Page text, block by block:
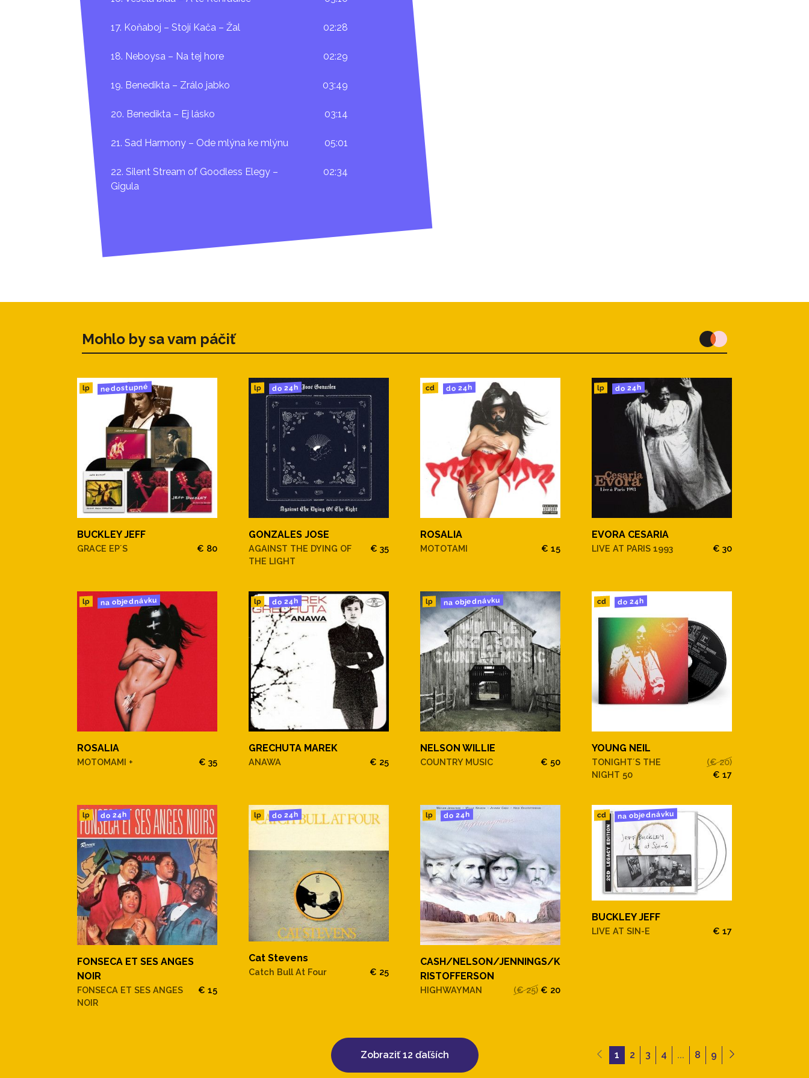
17. Koňaboj – Stojí Kača – Žal 02:28
18. Neboysa – Na tej hore 02:29
19. Benedikta – Zrálo jabko 03:49
20. Benedikta – Ej lásko 03:14
21. Sad Harmony – Ode mlýna ke mlýnu 05:01
22. Silent Stream of Goodless Elegy –
Gigula
02:34
Mohlo by sa vam páčiť
lp nedostupné
BUCKLEY JEFF
GRACE EP´S € 80
lp do 24h
GONZALES JOSE
AGAINST THE DYING OF
THE LIGHT
€ 35
cd do 24h
ROSALIA
MOTOTAMI € 15
lp do 24h
EVORA CESARIA
LIVE AT PARIS 1993 € 30
lp na objednávku
ROSALIA
MOTOMAMI + € 35
lp do 24h
GRECHUTA MAREK
ANAWA € 25
lp na objednávku
NELSON WILLIE
COUNTRY MUSIC € 50
cd do 24h
YOUNG NEIL
TONIGHT´S THE
NIGHT 50
(€ 20)
€ 17
lp do 24h
FONSECA ET SES ANGES
NOIR
FONSECA ET SES ANGES
NOIR
€ 15
lp do 24h
Cat Stevens
Catch Bull At Four € 25
lp do 24h
CASH/NELSON/JENNINGS/K
RISTOFFERSON
HIGHWAYMAN (€ 25) € 20
cd na objednávku
BUCKLEY JEFF
LIVE AT SIN-E € 17
Zobraziť 12 ďaľších 1 2 3 4 ... 8 9